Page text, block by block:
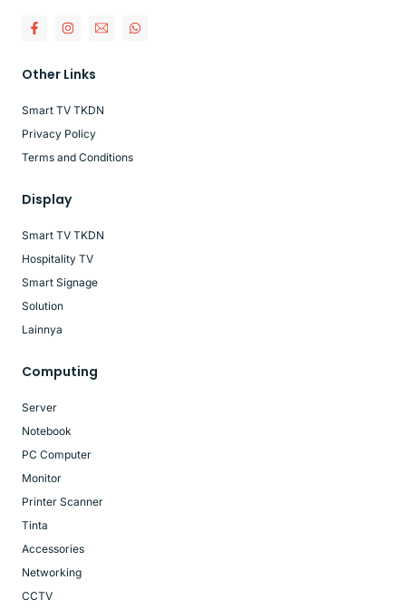
Other Links
Smart TV TKDN
Privacy Policy
Terms and Conditions
Display
Smart TV TKDN
Hospitality TV
Smart Signage
Solution
Lainnya
Computing
Server
Notebook
PC Computer
Monitor
Printer Scanner
Tinta
Accessories
Networking
CCTV